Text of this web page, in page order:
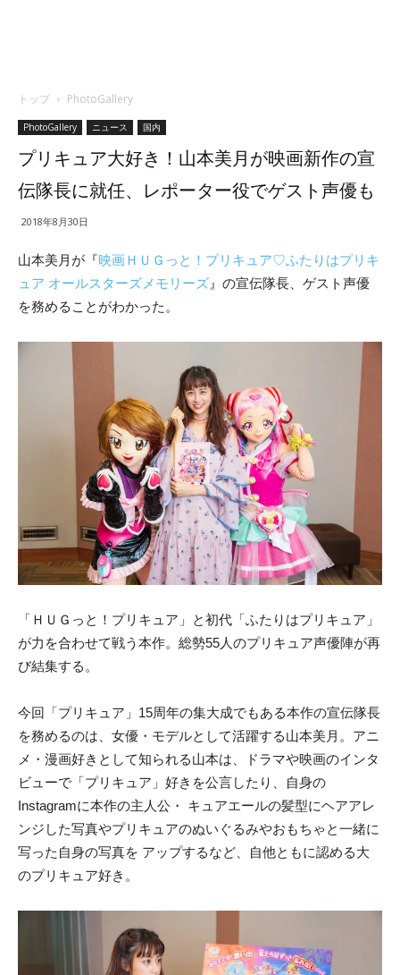
トップ PhotoGallery
PhotoGallery ニュース 国内
プリキュア大好き！山本美月が映画新作の宣
伝隊長に就任、レポーター役でゲスト声優も
2018年8月30日
山本美月が『映画ＨＵＧっと！プリキュア♡ふたりはプリキ
ュア オールスターズメモリーズ 』の宣伝隊長、ゲスト声優
を務めることがわかった。
「ＨＵＧっと！プリキュア」と初代「ふたりはプリキュア」
が力を合わせて戦う本作。総勢55人のプリキュア声優陣が再
び結集する。
今回「プリキュア」15周年の集大成でもある本作の宣伝隊長
を務めるのは、女優・モデルとして活躍する山本美月。アニ
メ・漫画好きとして知られる山本は、ドラマや映画のインタ
ビューで「プリキュア」好きを公言したり、自身の
Instagramに本作の主人公・ キュアエールの髪型にヘアアレ
ンジした写真やプリキュアのぬいぐるみやおもちゃと一緒に
写った自身の写真を アップするなど、自他ともに認める大
のプリキュア好き。